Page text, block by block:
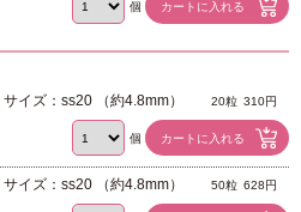
個
サイズ：ss20 （約4.8mm） 20粒 310円
個
サイズ：ss20 （約4.8mm） 50粒 628円